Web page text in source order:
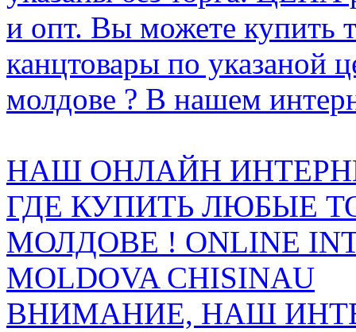
и опт. Вы можете купить
канцтовары по указаной
молдове ? В нашем
НАШ ОНЛАЙН
ГДЕ КУПИТЬ ЛЮБЫЕ
МОЛДОВЕ ! ONLINE
MOLDOVA CHISINAU
ВНИМАНИЕ, НАШ